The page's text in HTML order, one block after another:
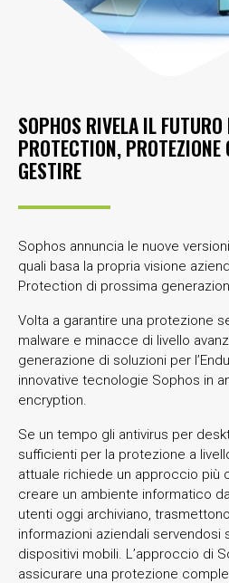
SOPHOS RIVELA IL FUTURO
PROTECTION, PROTEZIONE
GESTIRE
Sophos annuncia le nuove
quali basa la propria visione
Protection di prossima
Volta a garantire una protezione
malware e minacce di livello
generazione di soluzioni per
innovative tecnologie Sophos in
encryption.
Se un tempo gli antivirus per
sufficienti per la protezione a
attuale richiede un approccio più
creare un ambiente informatico
utenti oggi archiviano,
informazioni aziendali
dispositivi mobili. L’approccio di
assicurare una protezione